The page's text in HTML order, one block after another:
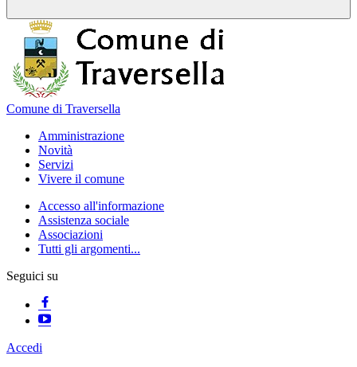
Comune di Traversella
Amministrazione
Novità
Servizi
Vivere il comune
Accesso all'informazione
Assistenza sociale
Associazioni
Tutti gli argomenti...
Seguici su
Accedi